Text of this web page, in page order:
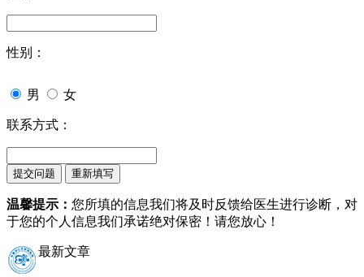
性别：
男 女
联系方式：
温馨提示： 您所填的信息我们将及时反馈给医生进行诊断，对
于您的个人信息我们承诺绝对保密！请您放心！
最新文章